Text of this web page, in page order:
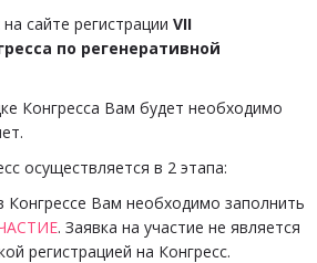
сайте регистрации VII
по регенеративной
Конгресса Вам будет необходимо
осуществляется в 2 этапа:
Конгрессе Вам необходимо заполнить
. Заявка на участие не является
регистрацией на Конгресс.